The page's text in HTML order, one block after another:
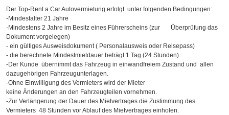
Der Top-Rent a Car Autovermietung erfolgt unter folgenden Bedingungen:
-Mindestalter 21 Jahre
-Mindestens 2 Jahre im Besitz eines Führerscheins (zur Überprüfung das
Dokument vorgelegen)
- ein gültiges Ausweisdokument ( Personalausweis oder Reisepass)
- die berechnete Mindestmietdauer beträgt 1 Tag (24 Stunden).
-Der Kunde übernimmt das Fahrzeug in einwandfreiem Zustand und allen
dazugehörigen Fahrzeugunterlagen.
-Ohne Einwilligung des Vermieters wird der Mieter
keine Änderungen an den Fahrzeugteilen vornehmen.
-Zur Verlängerung der Dauer des Mietvertrages die Zustimmung des
Vermieters 48 Stunden vor Ablauf des Mietvertrages einholen.